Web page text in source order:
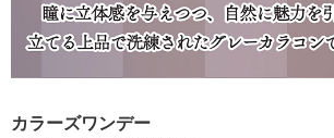
カラーズワンデー